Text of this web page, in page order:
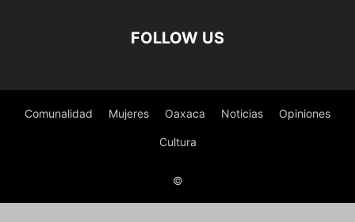
FOLLOW US
Comunalidad Mujeres Oaxaca Noticias Opiniones
Cultura
©